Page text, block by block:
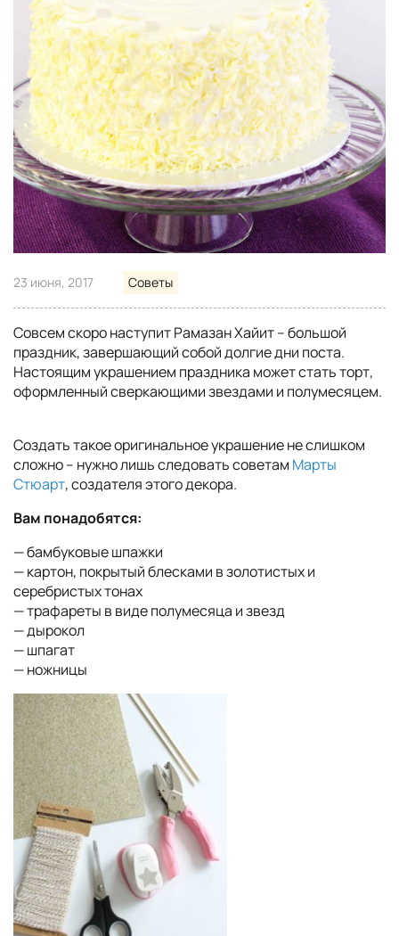
23 июня, 2017 Советы
Совсем скоро наступит Рамазан Хайит – большой
праздник, завершающий собой долгие дни поста.
Настоящим украшением праздника может стать торт,
оформленный сверкающими звездами и полумесяцем.
Создать такое оригинальное украшение не слишком
сложно – нужно лишь следовать советам Марты
Стюарт, создателя этого декора.
Вам понадобятся:
— бамбуковые шпажки
— картон, покрытый блесками в золотистых и
серебристых тонах
— трафареты в виде полумесяца и звезд
— дырокол
— шпагат
— ножницы